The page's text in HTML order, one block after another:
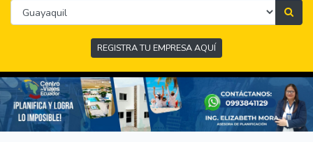
REGISTRA TU EMPRESA AQUÍ